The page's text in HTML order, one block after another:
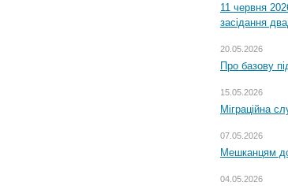
11 червня
засідання
20.05.2026
Про базову
15.05.2026
Міграційна
07.05.2026
Мешканцям
04.05.2026